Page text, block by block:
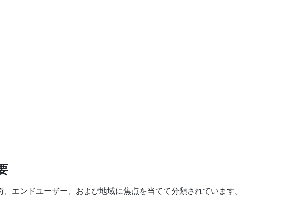
エンドユーザー、および地域に焦点を当てて分類されています。